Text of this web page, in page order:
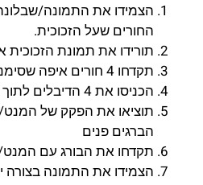
הצמידו את התמונה/
החורים שעל הזכוכית.
תורידו את תמונת
תקדחו 4 חורים איפה שסימנתם
הכניסו את 4 הדיבלים לתוך החורים
תוציאו את הפקק של המנט/
הברגים פנים
תקדחו את הבורג עם המנט/
הצמידו את התמונה